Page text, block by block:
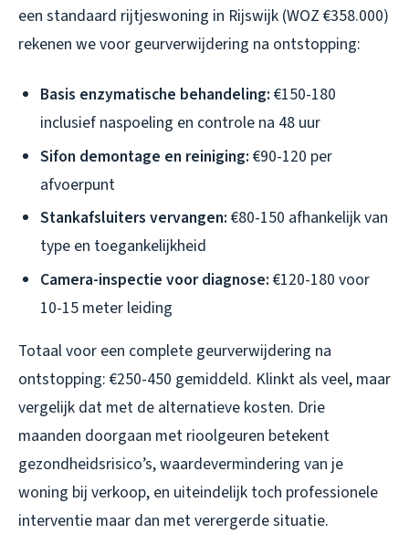
een standaard rijtjeswoning in Rijswijk (WOZ €358.000)
rekenen we voor geurverwijdering na ontstopping:
Basis enzymatische behandeling: €150-180
inclusief naspoeling en controle na 48 uur
Sifon demontage en reiniging: €90-120 per
afvoerpunt
Stankafsluiters vervangen: €80-150 afhankelijk van
type en toegankelijkheid
Camera-inspectie voor diagnose: €120-180 voor
10-15 meter leiding
Totaal voor een complete geurverwijdering na
ontstopping: €250-450 gemiddeld. Klinkt als veel, maar
vergelijk dat met de alternatieve kosten. Drie
maanden doorgaan met rioolgeuren betekent
gezondheidsrisico’s, waardevermindering van je
woning bij verkoop, en uiteindelijk toch professionele
interventie maar dan met verergerde situatie.